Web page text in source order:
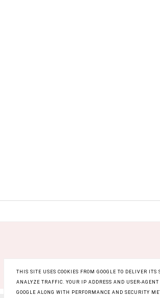
THIS SITE USES COOKIES FROM GOOGLE TO DELIVER ITS
ANALYZE TRAFFIC. YOUR IP ADDRESS AND USER-
GOOGLE ALONG WITH PERFORMANCE AND SECURITY